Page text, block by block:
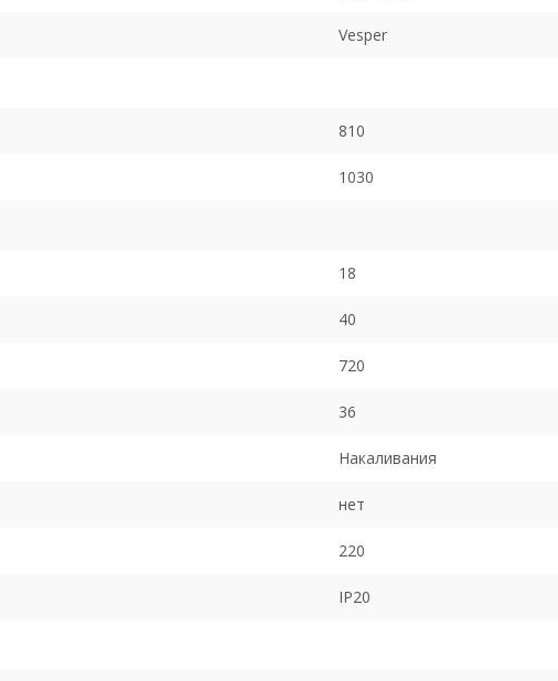
Vesper
810
1030
18
40
720
36
Накаливания
нет
220
IP20